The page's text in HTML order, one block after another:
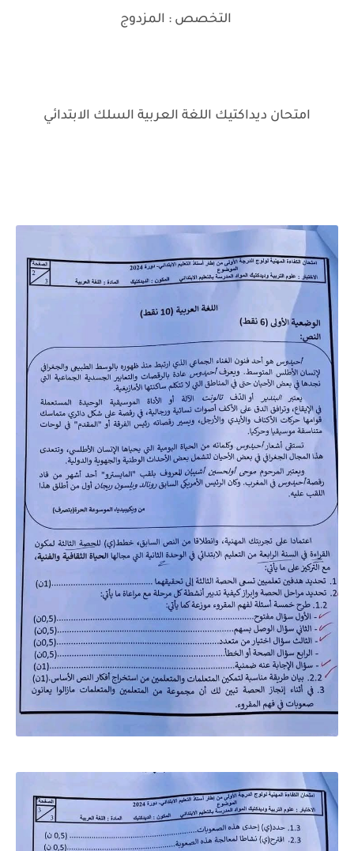
التخصص : المزدوج
امتحان ديداكتيك اللغة العربية السلك الابتدائي